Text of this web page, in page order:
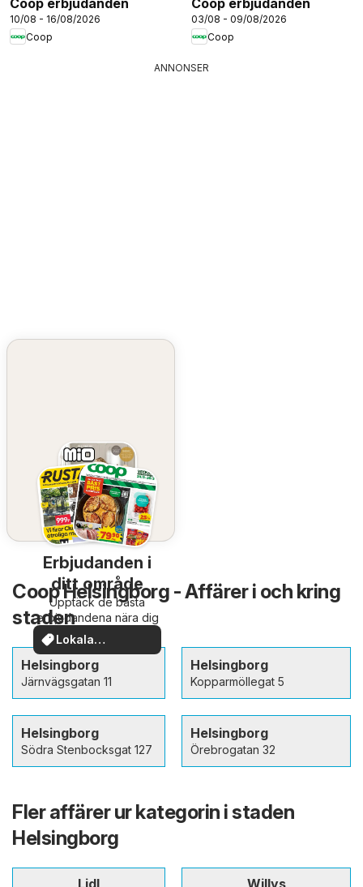
Coop erbjudanden
10/08 - 16/08/2026
Coop
Coop erbjudanden
03/08 - 09/08/2026
Coop
ANNONSER
Erbjudanden i
ditt område
Upptäck de bästa
erbjudandena nära dig
Lokala
erbjudanden
Coop Helsingborg - Affärer i och kring
staden
Helsingborg
Järnvägsgatan 11
Helsingborg
Kopparmöllegat 5
Helsingborg
Södra Stenbocksgat 127
Helsingborg
Örebrogatan 32
Fler affärer ur kategorin i staden
Helsingborg